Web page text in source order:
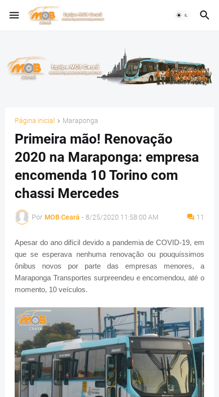
Página inicial Maraponga
Primeira mão! Renovação
2020 na Maraponga: empresa
encomenda 10 Torino com
chassi Mercedes
Por MOB Ceará - 8/25/2020 11:58:00 AM 11
Apesar do ano difícil devido a pandemia de COVID-19, em
que se esperava nenhuma renovação ou pouquíssimos
ônibus novos por parte das empresas menores, a
Maraponga Transportes surpreendeu e encomendou, até o
momento, 10 veículos.